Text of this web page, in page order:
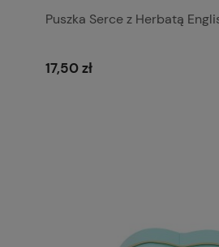
Puszka Serce z Herbatą
17,50 zł